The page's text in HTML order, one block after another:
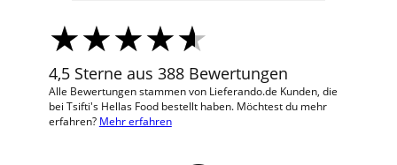
4,5 Sterne aus 388 Bewertungen
Alle Bewertungen stammen von Lieferando.de Kunden, die
bei Tsifti's Hellas Food bestellt haben. Möchtest du mehr
erfahren? Mehr erfahren